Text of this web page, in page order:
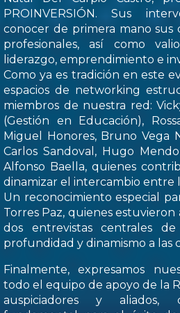
PROINVERSIÓN. Sus
conocer de primera mano sus
profesionales, así como
liderazgo, emprendimiento e
Como ya es tradición en este
espacios de networking
miembros de nuestra red:
(Gestión en Educación),
Miguel Honores, Bruno Vega
Carlos Sandoval, Hugo
Alfonso Baella, quienes
dinamizar el intercambio entre
Un reconocimiento especial
Torres Paz, quienes
dos entrevistas centrales
profundidad y dinamismo a las
Finalmente, expresamos
todo el equipo de apoyo de la
auspiciadores y